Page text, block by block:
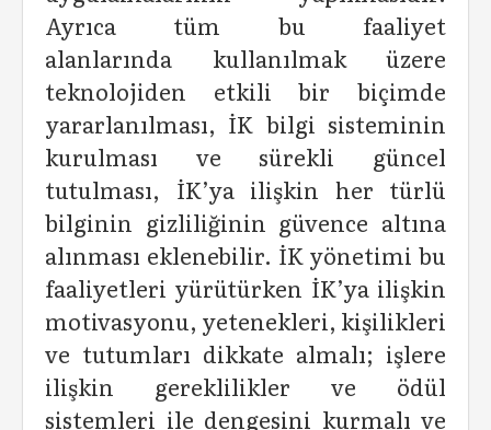
Ayrıca tüm bu faaliyet
alanlarında kullanılmak üzere
teknolojiden etkili bir biçimde
yararlanılması, İK bilgi sisteminin
kurulması ve sürekli güncel
tutulması, İK’ya ilişkin her türlü
bilginin gizliliğinin güvence altına
alınması eklenebilir. İK yönetimi bu
faaliyetleri yürütürken İK’ya ilişkin
motivasyonu, yetenekleri, kişilikleri
ve tutumları dikkate almalı; işlere
ilişkin gereklilikler ve ödül
sistemleri ile dengesini kurmalı ve